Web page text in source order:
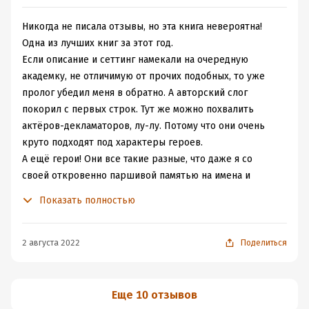
- живой и красивый слог автора погружающий
читателя в книгу с первых глав;
- яркие главные и второстепенные герои;
- политические интриги, которые толкают на
"строительство" собственных теорий заговора;
- удивительные и смешные персонажи рудвики, речь
которых пронизана весёлым "лу-лу" или "лу-ли" (в
аудио звучит ещё круче);
- невероятная концовка, которая заставит вас сразу
взять в руки продолжение этой истории.
Мне очень понравилось. Однозначно советую! А я пойду
полнейший.
Никогда не писала отзывы, но эта книга невероятна!
Одна из лучших книг за этот год.
Если описание и сеттинг намекали на очередную
академку, не отличимую от прочих подобных, то уже
пролог убедил меня в обратно. А авторский слог
покорил с первых строк. Тут же можно похвалить
актёров-декламаторов, лу-лу. Потому что они очень
круто подходят под характеры героев.
А ещё герои! Они все такие разные, что даже я со
своей откровенно паршивой памятью на имена и
соответствии с их возрастом, социальным положением!
деревни не будет понимать ценностей высшей знати и
Показать полностью
2 августа 2022 Поделиться
Еще 10 отзывов